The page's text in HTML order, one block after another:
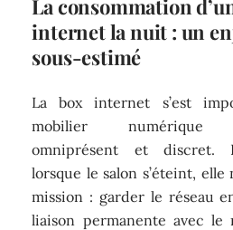
La consommation
internet la nuit : un
sous-estimé
La box internet s’est
mobilier numérique
omniprésent et discret.
lorsque le salon s’éteint, elle
mission : garder le réseau
liaison permanente avec le